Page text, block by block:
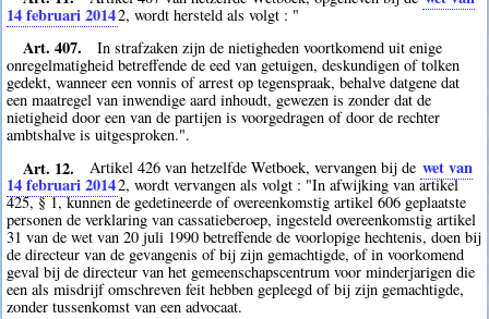
14 februari 20142, wordt hersteld als volgt : "
Art. 407.
In strafzaken zijn de nietigheden voortkomend uit enige
onregelmatigheid betreffende de eed van getuigen, deskundigen of tolken
gedekt, wanneer een vonnis of arrest op tegenspraak, behalve datgene dat
een maatregel van inwendige aard inhoudt, gewezen is zonder dat de
nietigheid door een van de partijen is voorgedragen of door de rechter
ambtshalve is uitgesproken.".
Art. 12. Artikel 426 van hetzelfde Wetboek, vervangen bij de wet van
14 februari 20142, wordt vervangen als volgt : "In afwijking van artikel
425, § 1, kunnen de gedetineerde of overeenkomstig artikel 606 geplaatste
personen de verklaring van cassatieberoep, ingesteld overeenkomstig artikel
31 van de wet van 20 juli 1990 betreffende de voorlopige hechtenis, doen bij
de directeur van de gevangenis of bij zijn gemachtigde, of in voorkomend
geval bij de directeur van het gemeenschapscentrum voor minderjarigen die
een als misdrijf omschreven feit hebben gepleegd of bij zijn gemachtigde,
zonder tussenkomst van een advocaat.